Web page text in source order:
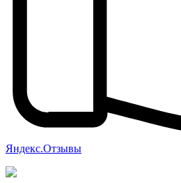
Яндекс.Отзывы